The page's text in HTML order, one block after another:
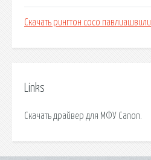
Скачать рингтон сосо павлиашвили
Links
Скачать драйвер для МФУ Canon.